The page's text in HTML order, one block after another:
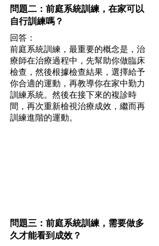
問題二：前庭系統訓練，在家可以
自行訓練嗎？
回答：
前庭系統訓練，最重要的概念是，治
療師在治療過程中，先幫助你做臨床
檢查，然後根據檢查結果，選擇給予
你合適的運動，再教導你在家中勤力
訓練系統。然後在接下來的複診時
間，再次重新檢視治療成效，繼而再
訓練進階的運動。
問題三：前庭系統訓練，需要做多
久才能看到成效？